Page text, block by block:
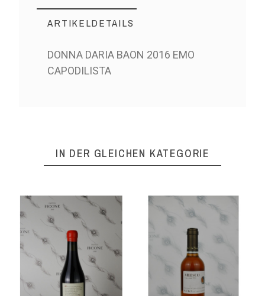
ARTIKELDETAILS
DONNA DARIA BAON 2016 EMO
CAPODILISTA
IN DER GLEICHEN KATEGORIE